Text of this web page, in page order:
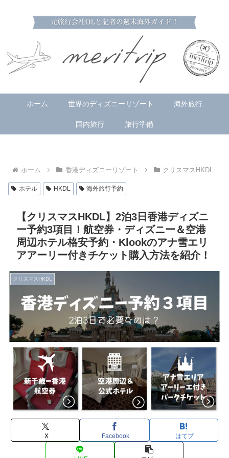
ホーム 世界のディズニーリゾート 海外旅行
国内旅行 旅行準備
ホーム 香港ディズニーリゾート クリスマスHKDL
ホテル HKDL 海外旅行予約
【クリスマスHKDL】2泊3日香港ディズニ
ー予約3項目！航空券・ディズニー＆空港
周辺ホテル格安予約・Klookのアナ雪エリ
アアーリー付きチケット購入方法を紹介！
クリスマスHKDL
X Facebook はてブ